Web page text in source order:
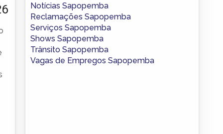
Notícias Sapopemba
Reclamações Sapopemba
Serviços Sapopemba
Shows Sapopemba
Trânsito Sapopemba
Vagas de Empregos Sapopemba